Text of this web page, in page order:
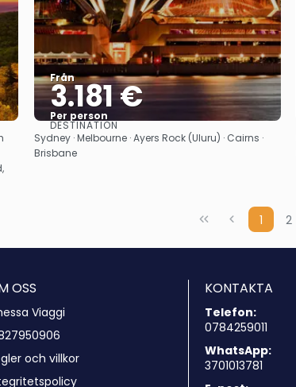
Från
3.181 €
Per person
Se
DESTINATION
Sydney · Melbourne · Ayers Rock (Uluru) · Cairns ·
Brisbane
1 2
OSS
Viaggi
och villkor
KONTAKTA
Telefon:
0784259011
WhatsApp:
3701013781